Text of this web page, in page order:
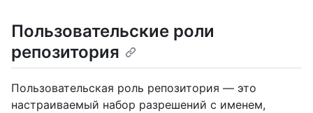
Пользовательские роли
репозитория
Пользовательская роль репозитория — это
настраиваемый набор разрешений с именем,